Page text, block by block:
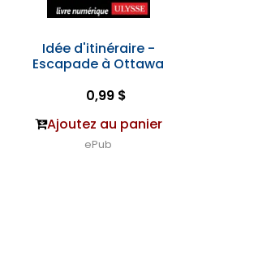
Idée d'itinéraire -
Escapade à Ottawa
0,99 $
Ajoutez au panier
ePub